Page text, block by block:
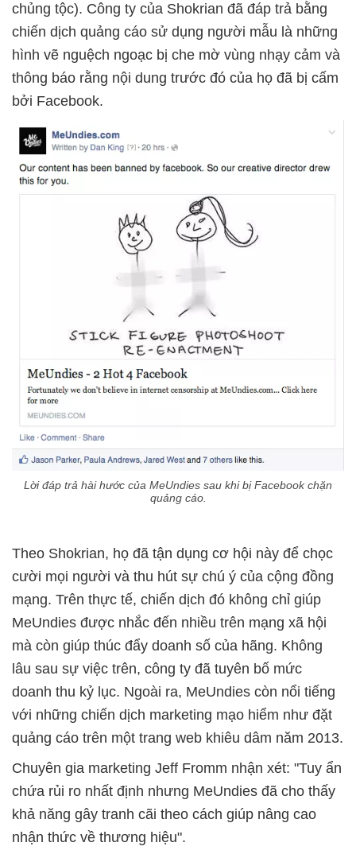
chủng tộc). Công ty của Shokrian đã đáp trả bằng
chiến dịch quảng cáo sử dụng người mẫu là những
hình vẽ nguệch ngoạc bị che mờ vùng nhạy cảm và
thông báo rằng nội dung trước đó của họ đã bị cấm
bởi Facebook.
Lời đáp trả hài hước của MeUndies sau khi bị Facebook chặn
quảng cáo.
Theo Shokrian, họ đã tận dụng cơ hội này để chọc
cười mọi người và thu hút sự chú ý của cộng đồng
mạng. Trên thực tế, chiến dịch đó không chỉ giúp
MeUndies được nhắc đến nhiều trên mạng xã hội
mà còn giúp thúc đẩy doanh số của hãng. Không
lâu sau sự việc trên, công ty đã tuyên bố mức
doanh thu kỷ lục. Ngoài ra, MeUndies còn nổi tiếng
với những chiến dịch marketing mạo hiểm như đặt
quảng cáo trên một trang web khiêu dâm năm 2013.
Chuyên gia marketing Jeff Fromm nhận xét: "Tuy ẩn
chứa rủi ro nhất định nhưng MeUndies đã cho thấy
khả năng gây tranh cãi theo cách giúp nâng cao
nhận thức về thương hiệu".